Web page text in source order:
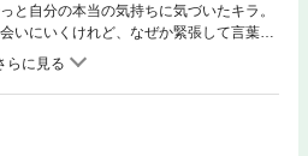
と自分の本当の気持ちに気づいたキラ。
いにいくけれど、なぜか緊張して言葉に
れてるのに、ちょっぴりもどかしい恋の
人が紡ぐ、天国に一番近い恋。